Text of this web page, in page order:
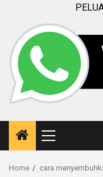
Primary
Menu
Home cara